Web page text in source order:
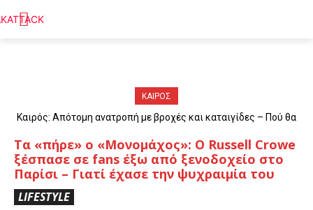
ΚΑΙΡΟΣ
Καιρός: Απότομη ανατροπή με βροχές και καταιγίδες – Πού θα
Tα «πήρε» ο «Μονομάχος»: Ο Russell Crowe
ξέσπασε σε fans έξω από ξενοδοχείο στο
Παρίσι – Γιατί έχασε την ψυχραιμία του
LIFESTYLE